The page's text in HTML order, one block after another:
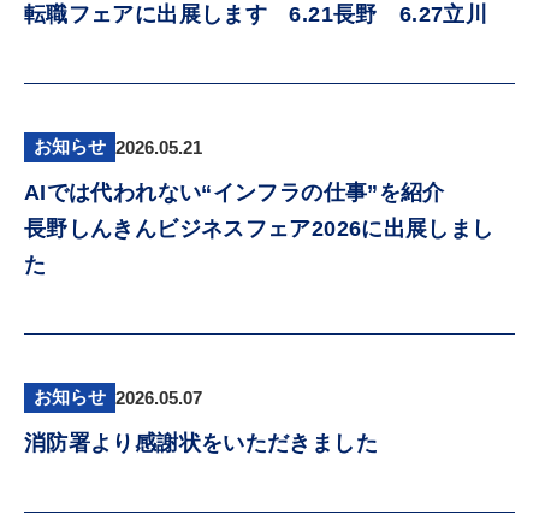
転職フェアに出展します 6.21長野 6.27立川
お知らせ 2026.05.21
AIでは代われない“インフラの仕事”を紹介
長野しんきんビジネスフェア2026に出展しまし
た
お知らせ 2026.05.07
消防署より感謝状をいただきました